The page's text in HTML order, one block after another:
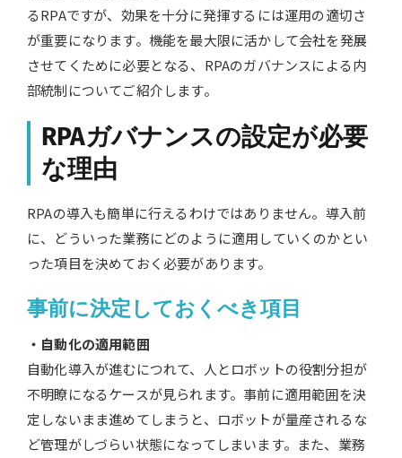
るRPAですが、効果を十分に発揮するには運用の適切さ
が重要になります。機能を最大限に活かして会社を発展
させてくために必要となる、RPAのガバナンスによる内
部統制についてご紹介します。
RPAガバナンスの設定が必要
な理由
RPAの導入も簡単に行えるわけではありません。導入前
に、どういった業務にどのように適用していくのかとい
った項目を決めておく必要があります。
事前に決定しておくべき項目
・自動化の適用範囲
自動化導入が進むにつれて、人とロボットの役割分担が
不明瞭になるケースが見られます。事前に適用範囲を決
定しないまま進めてしまうと、ロボットが量産されるな
ど管理がしづらい状態になってしまいます。また、業務